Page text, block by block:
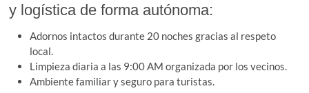
y logística de forma autónoma:
Adornos intactos durante 20 noches gracias al respeto
local.
Limpieza diaria a las 9:00 AM organizada por los vecinos.
Ambiente familiar y seguro para turistas.